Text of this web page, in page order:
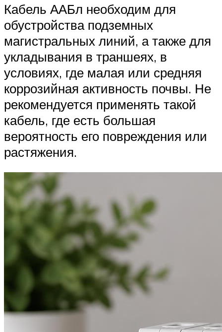
Кабель ААБл необходим для
обустройства подземных
магистральных линий, а также для
укладывания в траншеях, в
условиях, где малая или средняя
коррозийная активность почвы. Не
рекомендуется применять такой
кабель, где есть большая
вероятность его повреждения или
растяжения.